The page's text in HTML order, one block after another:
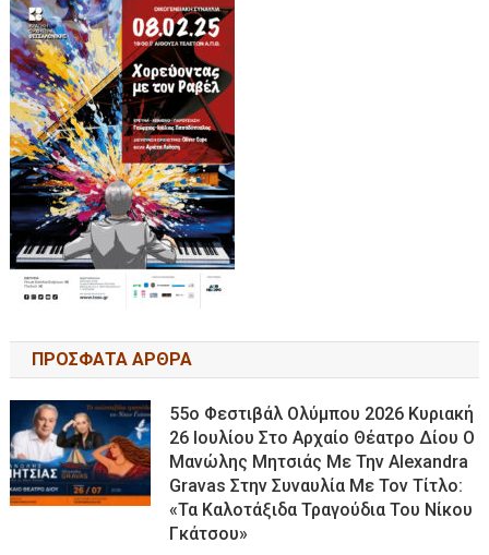
ΠΡΟΣΦΑΤΑ ΑΡΘΡΑ
55ο Φεστιβάλ Ολύμπου 2026 Κυριακή
26 Ιουλίου Στο Αρχαίο Θέατρο Δίου Ο
Μανώλης Μητσιάς Με Την Alexandra
Gravas Στην Συναυλία Με Τον Τίτλο:
«τα Καλοτάξιδα Τραγούδια Του Νίκου
Γκάτσου»